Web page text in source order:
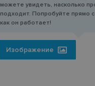
Изображение
можете увидеть, насколько
подходит. Попробуйте прямо
как он работает!